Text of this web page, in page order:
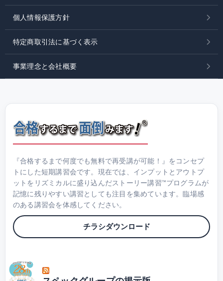
個人情報保護方針
特定商取引法に基づく表示
事業理念と会社概要
『合格するまで何度でも無料で再受講が可能！』をコンセプ
トにした短期講習会です。現在では、インプットとアウトプ
ットをリズミカルに盛り込んだストーリー講習™プログラムが
記憶に残りやすい講習としても注目を集めています。臨場感
のある講習会を体感してください。
チラシダウンロード